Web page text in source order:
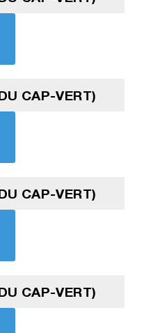
CAP-VERT)
CAP-VERT)
CAP-VERT)